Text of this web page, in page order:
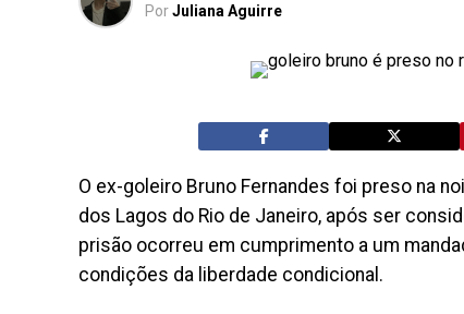
PorJuliana Aguirre
O ex-goleiro Bruno Fernandes foi preso na
dos Lagos do Rio de Janeiro, após ser
prisão ocorreu em cumprimento a um
condições da liberdade condicional.